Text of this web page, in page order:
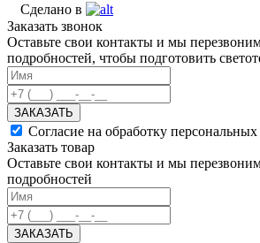
Сделано в
Заказать звонок
Оставьте свои контакты и мы
подробностей, чтобы подготовить
ЗАКАЗАТЬ
Согласие на обработку
Заказать товар
Оставьте свои контакты и мы
подробностей
ЗАКАЗАТЬ